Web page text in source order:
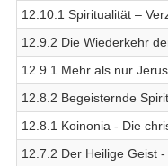
12.10.1 Spiritualität –
12.9.2 Die Wiederkehr
12.9.1 Mehr als nur
12.8.2 Begeisternde
12.8.1 Koinonia - Die
12.7.2 Der Heilige Geist